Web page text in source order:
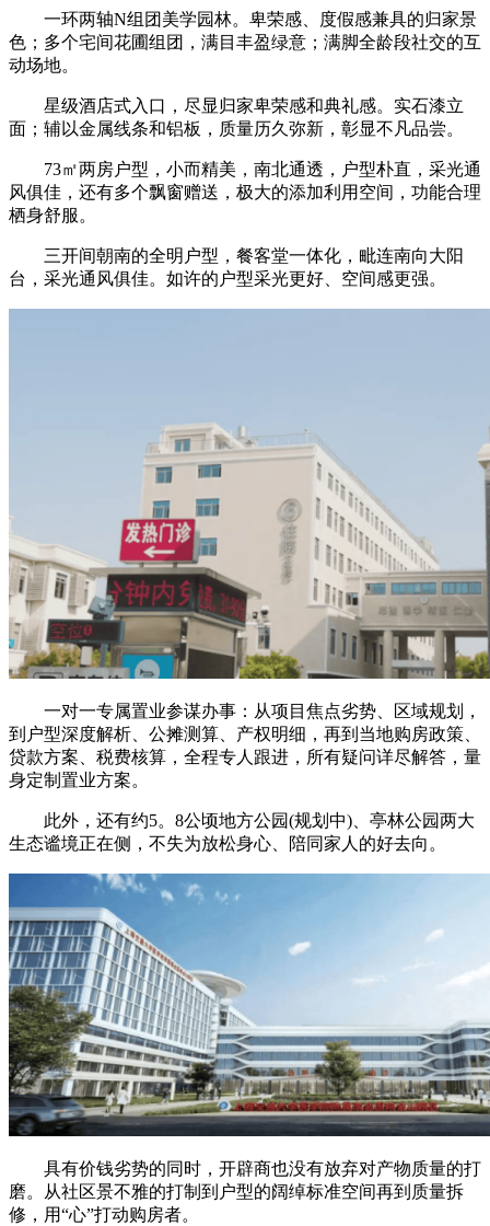
一环两轴N组团美学园林。卑荣感、度假感兼具的归家景
色；多个宅间花圃组团，满目丰盈绿意；满脚全龄段社交的互
动场地。
星级酒店式入口，尽显归家卑荣感和典礼感。实石漆立
面；辅以金属线条和铝板，质量历久弥新，彰显不凡品尝。
73㎡两房户型，小而精美，南北通透，户型朴直，采光通
风俱佳，还有多个飘窗赠送，极大的添加利用空间，功能合理
栖身舒服。
三开间朝南的全明户型，餐客堂一体化，毗连南向大阳
台，采光通风俱佳。如许的户型采光更好、空间感更强。
一对一专属置业参谋办事：从项目焦点劣势、区域规划，
到户型深度解析、公摊测算、产权明细，再到当地购房政策、
贷款方案、税费核算，全程专人跟进，所有疑问详尽解答，量
身定制置业方案。
此外，还有约5。8公顷地方公园(规划中)、亭林公园两大
生态谧境正在侧，不失为放松身心、陪同家人的好去向。
具有价钱劣势的同时，开辟商也没有放弃对产物质量的打
磨。从社区景不雅的打制到户型的阔绰标准空间再到质量拆
修，用“心”打动购房者。